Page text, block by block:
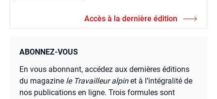
Accès à la dernière édition
ABONNEZ-VOUS
En vous abonnant, accédez aux dernières éditions
du magazine le Travailleur alpinet à l’intégralité de
nos publications en ligne. Trois formules sont